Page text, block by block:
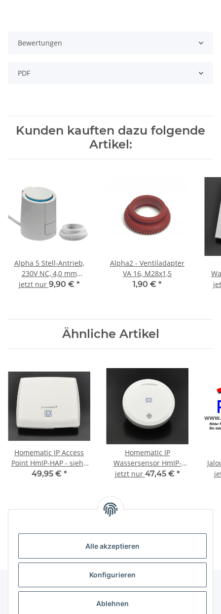
Alle akzeptieren
Konfigurieren
Ablehnen
Bewertungen
PDF
Kunden kauften dazu folgende
Artikel:
Alpha 5 Stell-Antrieb,
230V NC, 4,0 mm
Stellweg, VA 80 (20405-
jetzt nur 9,90 € *
Alpha2 - Ventiladapter
VA 16, M28x1,5
1,90 € *
Ähnliche Artikel
Homematic IP Access
Point HmIP-HAP - siehe
Nachfolger HmIP-HAP-2
49,95 € *
Homematic IP
Wassersensor HmIP-
SWD
jetzt nur 47,45 € *